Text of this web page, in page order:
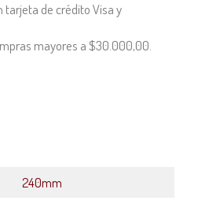
tarjeta de crédito Visa y
mayores a $30.000,00.
240mm